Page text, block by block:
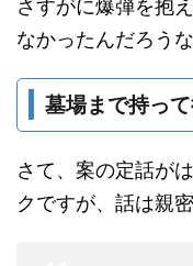
さすがに爆弾を抱
なかったんだろう
墓場まで持っ
さて、案の定話が
クですが、話は親